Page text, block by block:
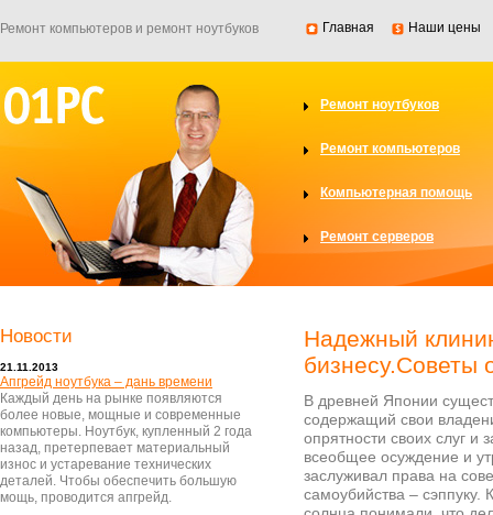
Ремонт компьютеров и ремонт ноутбуков Главная Наши цены
Ремонт ноутбуков
Ремонт компьютеров
Компьютерная помощь
Ремонт серверов
Надежный
бизнесу.Советы
В древней Японии
содержащий свои
опрятности своих слуг и
всеобщее осуждение и
заслуживал права на
самоубийства –
Новости
21.11.2013
Апгрейд ноутбука – дань времени
Каждый день на рынке появляются
более новые, мощные и современные
компьютеры. Ноутбук, купленный 2 года
назад, претерпевает материальный
износ и устаревание технических
деталей. Чтобы обеспечить большую
мощь, проводится апгрейд.